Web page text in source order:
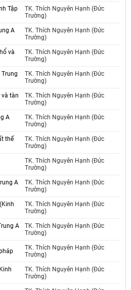
Tập
TK. Thích Nguyên Hạnh (Đức
Trường)
A
TK. Thích Nguyên Hạnh (Đức
Trường)
và
TK. Thích Nguyên Hạnh (Đức
Trường)
Trung
TK. Thích Nguyên Hạnh (Đức
Trường)
tàn
TK. Thích Nguyên Hạnh (Đức
Trường)
A
TK. Thích Nguyên Hạnh (Đức
Trường)
thế
TK. Thích Nguyên Hạnh (Đức
Trường)
TK. Thích Nguyên Hạnh (Đức
Trường)
A
TK. Thích Nguyên Hạnh (Đức
Trường)
TK. Thích Nguyên Hạnh (Đức
Trường)
A
TK. Thích Nguyên Hạnh (Đức
Trường)
TK. Thích Nguyên Hạnh (Đức
Trường)
TK. Thích Nguyên Hạnh (Đức
Trường)